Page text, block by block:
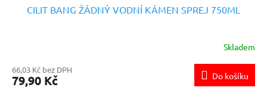
CILIT BANG ŽÁDNÝ VODNÍ KÁMEN SPREJ 750ML
Skladem
66,03 Kč bez DPH
79,90 Kč Do košíku